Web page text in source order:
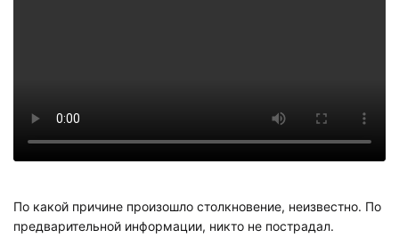
По какой причине произошло столкновение, неизвестно. По
предварительной информации, никто не пострадал.